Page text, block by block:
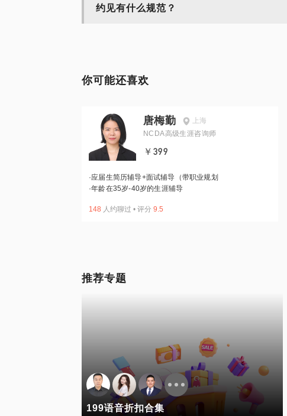
约见有什么规范？
你可能还喜欢
唐梅勤
上海
NCDA高级生涯咨询师
￥399
·应届生简历辅导+面试辅导（带职业规划
·年龄在35岁-40岁的生涯辅导
148 人约聊过 • 评分 9.5
推荐专题
199语音折扣合集